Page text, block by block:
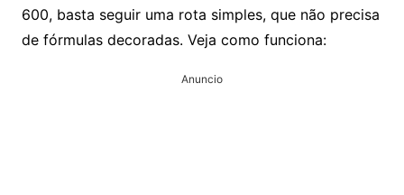
600, basta seguir uma rota simples, que não precisa
de fórmulas decoradas. Veja como funciona:
Anuncio